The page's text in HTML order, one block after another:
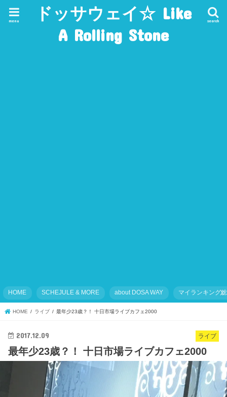
ドッサウェイ☆ Like
A Rolling Stone
search
menu
HOME SCHEJULE & MORE about DOSA WAY マイランキング
HOME ライブ 最年少23歳？！ 十日市場ライブカフェ2000
ライブ
2017.12.09
最年少23歳？！ 十日市場ライブカフェ2000